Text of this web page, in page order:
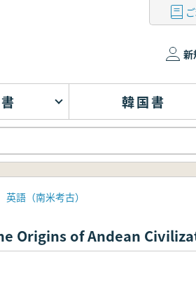
新
韓国書
英語（南米考古）
Origins of Andean